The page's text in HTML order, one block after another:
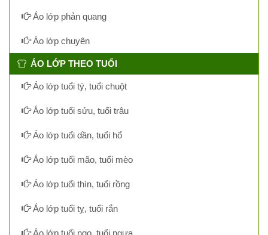
Áo lớp phản quang
Áo lớp chuyên
ÁO LỚP THEO TUỔI
Áo lớp tuổi tý, tuổi chuột
Áo lớp tuổi sửu, tuổi trâu
Áo lớp tuổi dần, tuổi hổ
Áo lớp tuổi mão, tuổi mèo
Áo lớp tuổi thìn, tuổi rồng
Áo lớp tuổi tỵ, tuổi rắn
Áo lớp tuổi ngọ, tuổi ngựa